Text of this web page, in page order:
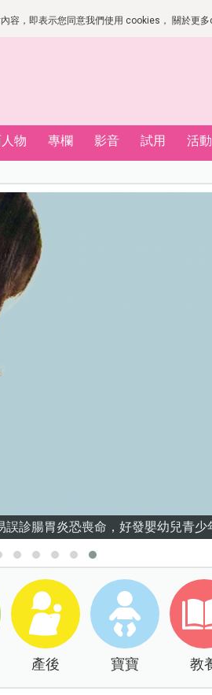
容，即表示您同意我們使用 cookies， 關於更
物 專欄 影音 試用 活動
診腸胃炎恐喪命，好發嬰幼兒青少
產後 寶寶 教